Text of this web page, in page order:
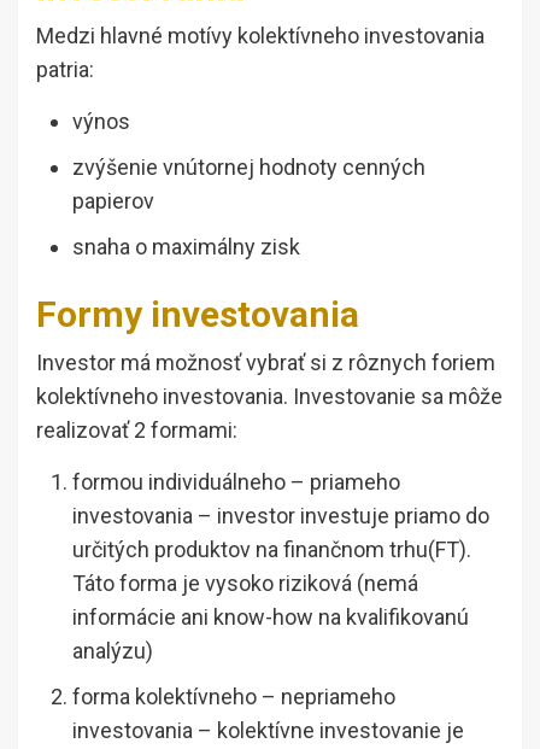
Medzi hlavné motívy kolektívneho investovania
patria:
výnos
zvýšenie vnútornej hodnoty cenných
papierov
snaha o maximálny zisk
Formy investovania
Investor má možnosť vybrať si z rôznych foriem
kolektívneho investovania. Investovanie sa môže
realizovať 2 formami:
formou individuálneho – priameho
investovania – investor investuje priamo do
určitých produktov na finančnom trhu(FT).
Táto forma je vysoko riziková (nemá
informácie ani know-how na kvalifikovanú
analýzu)
forma kolektívneho – nepriameho
investovania – kolektívne investovanie je